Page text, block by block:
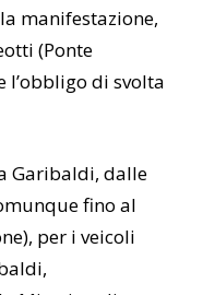
manifestazione,
(Ponte
l’obbligo di svolta
Garibaldi, dalle
fino al
per i veicoli